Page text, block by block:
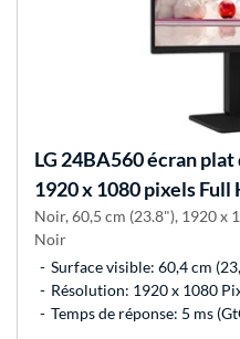
LG 24BA560 écran plat
1920 x 1080 pixels
Noir, 60,5 cm (23.8"), 1920 x
Noir
Surface visible: 60,4 cm
Résolution: 1920 x 1080
Temps de réponse: 5 ms